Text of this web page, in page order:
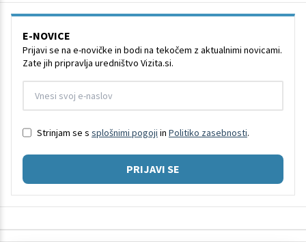
E-NOVICE
Prijavi se na e-novičke in bodi na tekočem z aktualnimi novicami.
Zate jih pripravlja uredništvo Vizita.si.
Strinjam se s splošnimi pogoji in Politiko zasebnosti.
PRIJAVI SE